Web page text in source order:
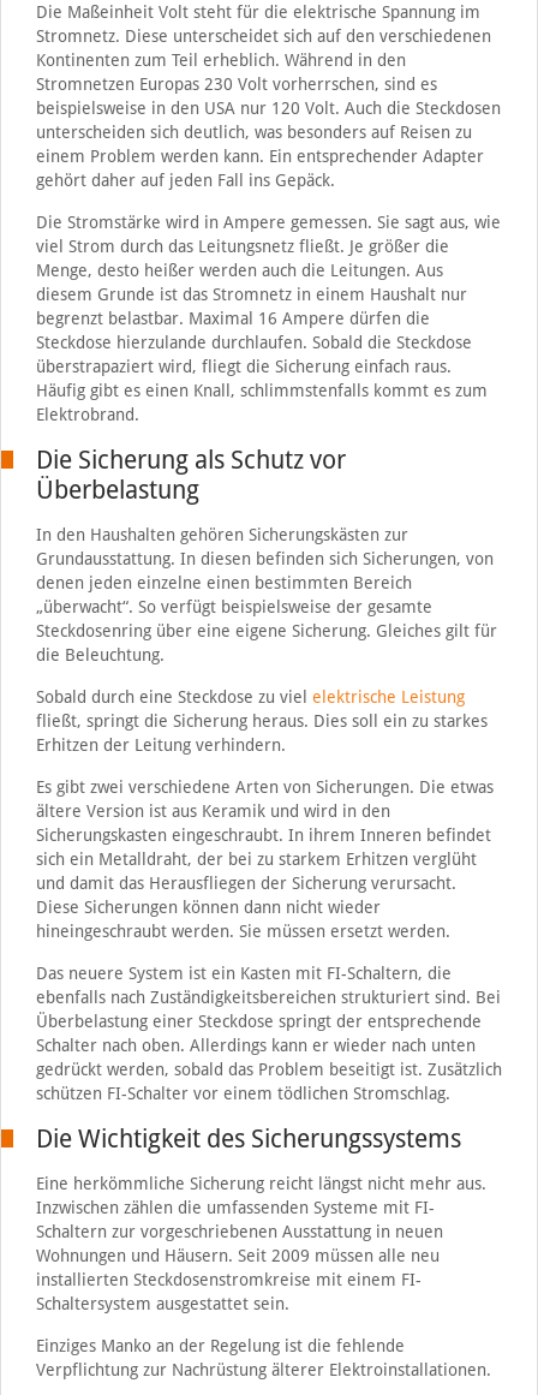
Die Maßeinheit Volt steht für die elektrische Spannung im
Stromnetz. Diese unterscheidet sich auf den verschiedenen
Kontinenten zum Teil erheblich. Während in den
Stromnetzen Europas 230 Volt vorherrschen, sind es
beispielsweise in den USA nur 120 Volt. Auch die Steckdosen
unterscheiden sich deutlich, was besonders auf Reisen zu
einem Problem werden kann. Ein entsprechender Adapter
gehört daher auf jeden Fall ins Gepäck.
Die Stromstärke wird in Ampere gemessen. Sie sagt aus, wie
viel Strom durch das Leitungsnetz fließt. Je größer die
Menge, desto heißer werden auch die Leitungen. Aus
diesem Grunde ist das Stromnetz in einem Haushalt nur
begrenzt belastbar. Maximal 16 Ampere dürfen die
Steckdose hierzulande durchlaufen. Sobald die Steckdose
überstrapaziert wird, fliegt die Sicherung einfach raus.
Häufig gibt es einen Knall, schlimmstenfalls kommt es zum
Elektrobrand.
Die Sicherung als Schutz vor
Überbelastung
In den Haushalten gehören Sicherungskästen zur
Grundausstattung. In diesen befinden sich Sicherungen, von
denen jeden einzelne einen bestimmten Bereich
„überwacht“. So verfügt beispielsweise der gesamte
Steckdosenring über eine eigene Sicherung. Gleiches gilt für
die Beleuchtung.
Sobald durch eine Steckdose zu viel elektrische Leistung
fließt, springt die Sicherung heraus. Dies soll ein zu starkes
Erhitzen der Leitung verhindern.
Es gibt zwei verschiedene Arten von Sicherungen. Die etwas
ältere Version ist aus Keramik und wird in den
Sicherungskasten eingeschraubt. In ihrem Inneren befindet
sich ein Metalldraht, der bei zu starkem Erhitzen verglüht
und damit das Herausfliegen der Sicherung verursacht.
Diese Sicherungen können dann nicht wieder
hineingeschraubt werden. Sie müssen ersetzt werden.
Das neuere System ist ein Kasten mit FI-Schaltern, die
ebenfalls nach Zuständigkeitsbereichen strukturiert sind. Bei
Überbelastung einer Steckdose springt der entsprechende
Schalter nach oben. Allerdings kann er wieder nach unten
gedrückt werden, sobald das Problem beseitigt ist. Zusätzlich
schützen FI-Schalter vor einem tödlichen Stromschlag.
Die Wichtigkeit des Sicherungssystems
Eine herkömmliche Sicherung reicht längst nicht mehr aus.
Inzwischen zählen die umfassenden Systeme mit FI-
Schaltern zur vorgeschriebenen Ausstattung in neuen
Wohnungen und Häusern. Seit 2009 müssen alle neu
installierten Steckdosenstromkreise mit einem FI-
Schaltersystem ausgestattet sein.
Einziges Manko an der Regelung ist die fehlende
Verpflichtung zur Nachrüstung älterer Elektroinstallationen.